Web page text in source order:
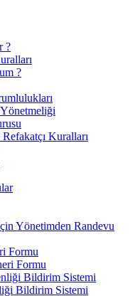
?
?
Kuralları
Yönetimden Randevu
Formu
Formu
Bildirim Sistemi
Bildirim Sistemi